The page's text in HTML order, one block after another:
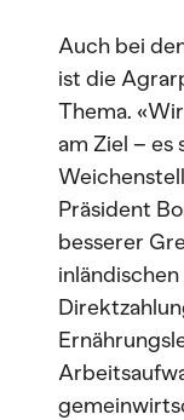
Auch bei
ist die
Thema.
am Ziel – es
Präsident
besserer